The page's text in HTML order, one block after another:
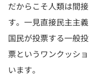
だからこそ人類は間
す。一見直接民主主
国民が投票する一般
票というワンクッシ
います。